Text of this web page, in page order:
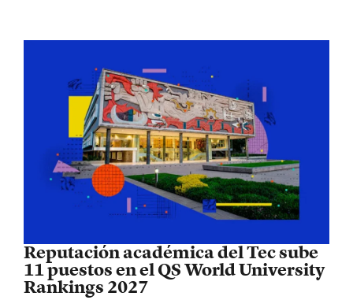
Reputación académica del Tec sube
11 puestos en el QS World University
Rankings 2027